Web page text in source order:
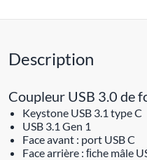
Description
Coupleur USB 3.0 de
Keystone USB 3.1 type C
USB 3.1 Gen 1
Face avant : port USB C
Face arrière : ﬁche mâle